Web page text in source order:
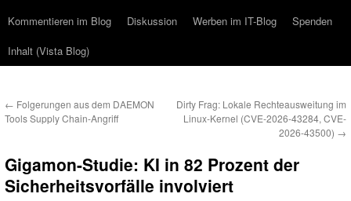
Kommentieren im Blog
Diskussion Werben im IT-Blog
Spenden
Inhalt (Vista Blog)
← Folgerungen aus dem DAEMON
Tools Supply Chain-Angriff
Dirty Frag: Lokale Rechteausweitung im
Linux-Kernel (CVE-2026-43284, CVE-
2026-43500) →
Gigamon-Studie: KI in 82 Prozent der
Sicherheitsvorfälle involviert